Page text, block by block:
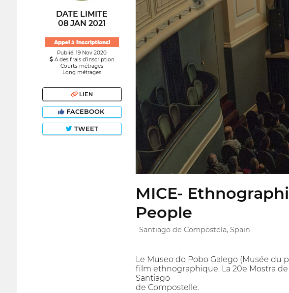
DATE LIMITE
08 JAN 2021
Appel à Inscriptions!
Publié: 19 Nov 2020
A des frais d’inscription
Courts-métrages
Long métrages
LIEN
FACEBOOK
TWEET
MICE-
People
Santiago de Compostela, Spain
Le Museo do Pobo Galego (Musée du
film ethnographique. La 20e Mostra de
Santiago
de Compostelle.